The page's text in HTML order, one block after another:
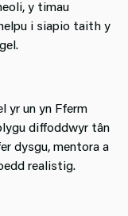
y timau
i siapio taith y
yr un yn Fferm
diffoddwyr tân
dysgu, mentora a
realistig.